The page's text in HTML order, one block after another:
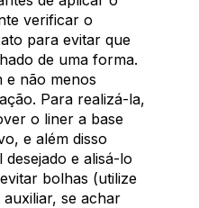
verificar o
para evitar que
de uma forma.
e não menos
Para realizá-la,
o liner a base
e além disso
e alisá-lo
bolhas (utilize
se achar